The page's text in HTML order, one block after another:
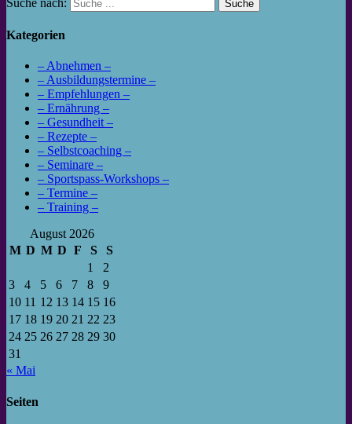
Kategorien
– Abnehmen –
– Ausbildungstermine –
– Empfehlungen –
– Ernährung –
– Gesundheit –
– Rezepte –
– Selbstcoaching –
– Seminare –
– Sportspass-Workshops –
– Termine –
– Training –
August 2026
M D M D F S
S
1
2
3
4 5 6 7 8
9
10 11 12 13 14 15 16
17 18 19 20 21 22 23
24 25 26 27 28 29 30
31
« Mai
Seiten